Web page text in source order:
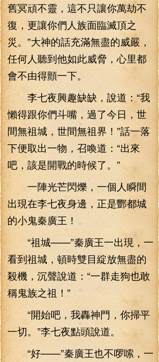
舊冥頑不靈，這不只讓你萬劫不
復，更讓你們人族面臨滅頂之
災。”大神的話充滿無盡的威嚴，
任何人聽到他如此威脅，心里都
會不由得顫一下。
李七夜興趣缺缺，說道：“我
懶得跟你們斗嘴，過了今日，世
間無祖城，世間無祖界！”話一落
下便取出一物，召喚道：“出來
吧，該是開戰的時候了。”
一陣光芒閃爍，一個人瞬間
出現在李七夜身邊，正是酆都城
的小鬼秦廣王！
“祖城——”秦廣王一出現，一
看到祖城，頓時雙目綻放無盡的
殺機，沉聲說道：“一群走狗也敢
稱鬼族之祖！”
“開始吧，我轟神門，你掃平
一切。”李七夜點頭說道。
“好——”秦廣王也不啰嗦，一